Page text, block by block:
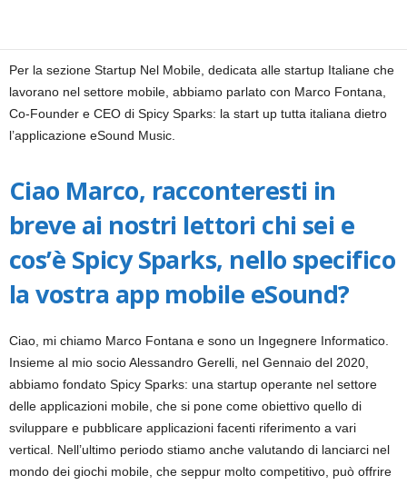
Per la sezione Startup Nel Mobile, dedicata alle startup Italiane che
lavorano nel settore mobile, abbiamo parlato con Marco Fontana,
Co-Founder e CEO di Spicy Sparks: la start up tutta italiana dietro
l’applicazione eSound Music.
Ciao Marco, racconteresti in
breve ai nostri lettori chi sei e
cos’è Spicy Sparks, nello specifico
la vostra app mobile eSound?
Ciao, mi chiamo Marco Fontana e sono un Ingegnere Informatico.
Insieme al mio socio Alessandro Gerelli, nel Gennaio del 2020,
abbiamo fondato Spicy Sparks: una startup operante nel settore
delle applicazioni mobile, che si pone come obiettivo quello di
sviluppare e pubblicare applicazioni facenti riferimento a vari
vertical. Nell’ultimo periodo stiamo anche valutando di lanciarci nel
mondo dei giochi mobile, che seppur molto competitivo, può offrire